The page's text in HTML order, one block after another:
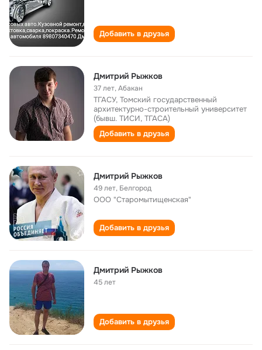
Добавить в друзья
Дмитрий Рыжков
37 лет,Абакан
ТГАСУ, Томский государственный
архитектурно-строительный университет
(бывш. ТИСИ, ТГАСА)
Добавить в друзья
Дмитрий Рыжков
49 лет, Белгород
ООО "Старомытищенская"
Добавить в друзья
Дмитрий Рыжков
45 лет
Добавить в друзья